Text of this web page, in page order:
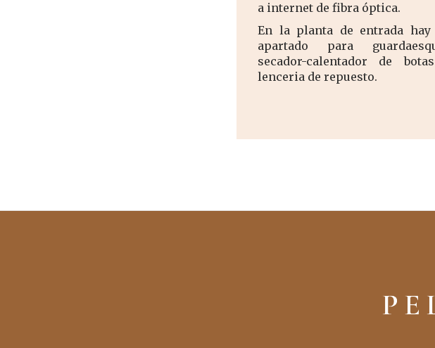
a internet de fibra óptica.
En la planta de entrada hay
apartado para
secador-calentador de
lenceria de repuesto.